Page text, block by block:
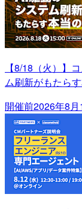
【8/18（火）】
ム刷新がもたら
開催前2026年8